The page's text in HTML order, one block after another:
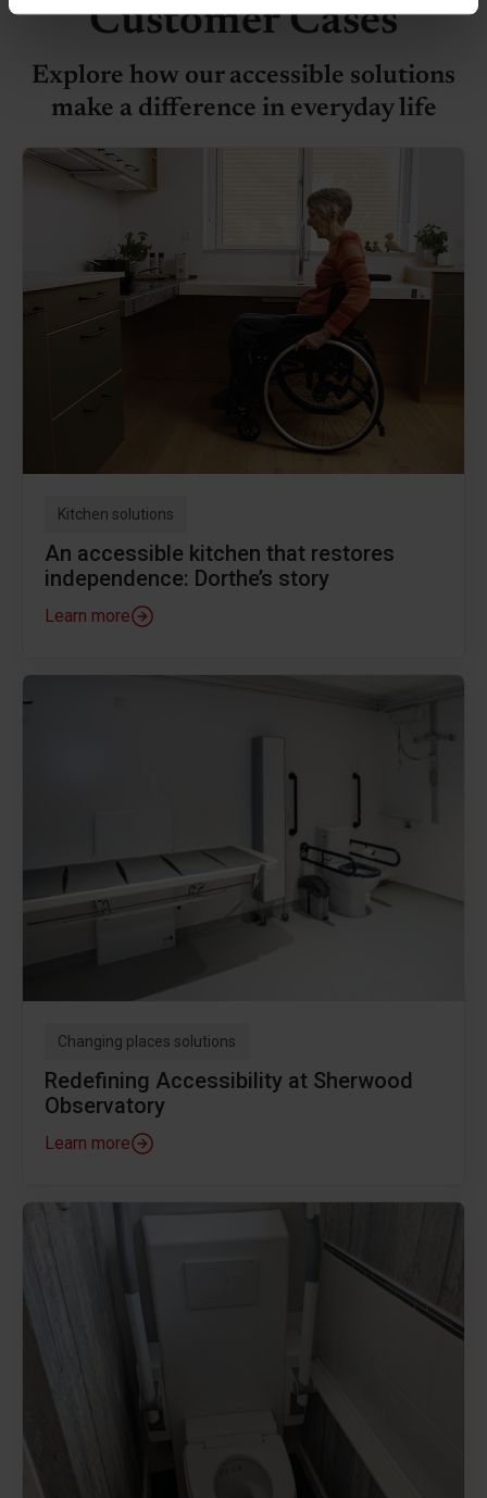
Customer Cases
Explore how our accessible solutions
make a difference in everyday life
Kitchen solutions
An accessible kitchen that restores
independence: Dorthe’s story
Learn more
Changing places solutions
Redefining Accessibility at Sherwood
Observatory
Learn more